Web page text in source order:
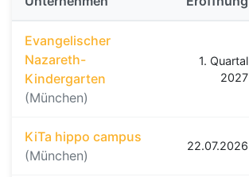
Evangelischer
Nazareth-
Kindergarten
(München)
1. Quartal
2027
KiTa hippo campus
(München)
22.07.2026